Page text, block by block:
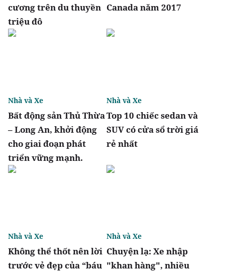
cương trên du thuyền
triệu đô
Canada năm 2017
Bất động sản Thủ Thừa
– Long An, khởi động
cho giai đoạn phát
triển vững mạnh.
Nhà và Xe
Top 10 chiếc sedan và
SUV có cửa sổ trời giá
rẻ nhất
Nhà và Xe
Không thể thốt nên lời
trước vẻ đẹp của “báu
Nhà và Xe
Chuyện lạ: Xe nhập
"khan hàng", nhiều
Nhà và Xe